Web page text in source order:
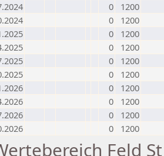
0
1200
0
1200
0
1200
0
1200
0
1200
0
1200
0
1200
0
1200
0
1200
0 1200
Feld